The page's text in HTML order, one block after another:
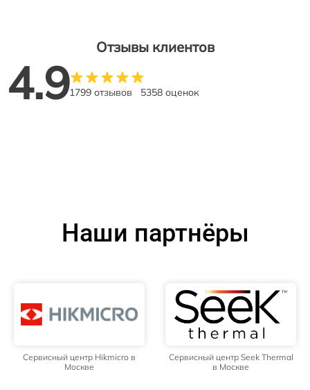
Отзывы клиентов
4.91799 отзывов 5358 оценок
Наши партнёры
Сервисный центр Hikmicro в
Москве
Сервисный центр Seek Thermal
в Москве